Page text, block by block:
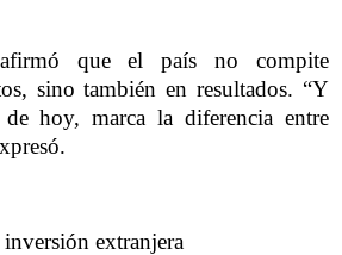
que el país no compite
sino también en resultados. “Y
hoy, marca la diferencia entre
extranjera